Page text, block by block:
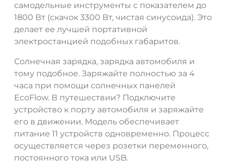
самодельные инструменты с показателем до
1800 Вт (скачок 3300 Вт, чистая синусоида). Это
делает ее лучшей портативной
электростанцией подобных габаритов.
Солнечная зарядка, зарядка автомобиля и
тому подобное. Заряжайте полностью за 4
часа при помощи солнечных панелей
EcoFlow. В путешествии? Подключите
устройство к порту автомобиля и заряжайте
его в движении. Модель обеспечивает
питание 11 устройств одновременно. Процесс
осуществляется через розетки переменного,
постоянного тока или USB.